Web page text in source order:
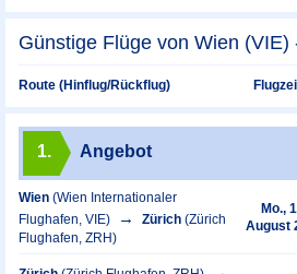
Günstige Flüge von Wien (VIE)
Route (Hinflug/Rückflug)
1. Angebot
Wien (Wien Internationaler
Flughafen, VIE)
Zürich (Zürich
Flughafen, ZRH)
Mo.,
August